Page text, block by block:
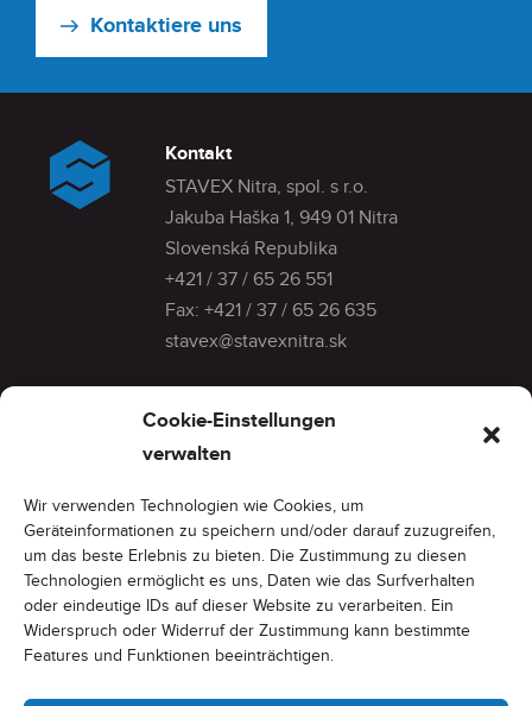
Cookie-Einstellungen
verwalten
Wir verwenden Technologien wie Cookies, um
Geräteinformationen zu speichern und/oder darauf zuzugreifen,
um das beste Erlebnis zu bieten. Die Zustimmung zu diesen
Technologien ermöglicht es uns, Daten wie das Surfverhalten
oder eindeutige IDs auf dieser Website zu verarbeiten. Ein
Widerspruch oder Widerruf der Zustimmung kann bestimmte
Features und Funktionen beeinträchtigen.
Kontaktiere uns
Kontakt
STAVEX Nitra, spol. s r.o.
Jakuba Haška 1, 949 01 Nitra
Slovenská Republika
+421 / 37 / 65 26 551
Fax: +421 / 37 / 65 26 635
stavex@stavexnitra.sk
Menü
Modulare Badezimmer
Referenzen
Kontakt
Datenschutz
Zum Herunterladen